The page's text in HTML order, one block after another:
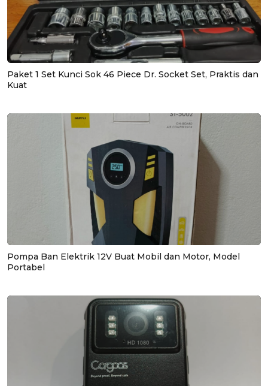
Paket 1 Set Kunci Sok 46 Piece Dr. Socket Set, Praktis dan
Kuat
Pompa Ban Elektrik 12V Buat Mobil dan Motor, Model
Portabel